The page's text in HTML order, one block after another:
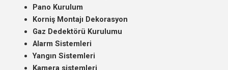
Pano Kurulum
Korniş Montajı Dekorasyon
Gaz Dedektörü Kurulumu
Alarm Sistemleri
Yangın Sistemleri
Kamera sistemleri